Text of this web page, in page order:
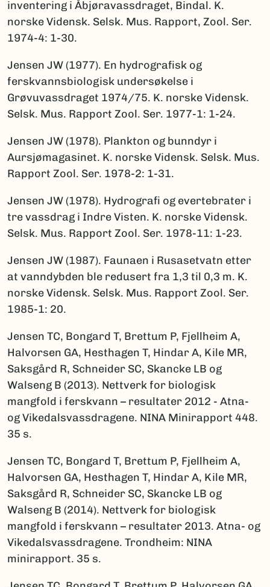
inventering i Åbjøravassdraget, Bindal. K.
norske Vidensk. Selsk. Mus. Rapport, Zool. Ser.
1974-4: 1-30.
Jensen JW (1977). En hydrografisk og
ferskvannsbiologisk undersøkelse i
Grøvuvassdraget 1974/75. K. norske Vidensk.
Selsk. Mus. Rapport Zool. Ser. 1977-1: 1-24.
Jensen JW (1978). Plankton og bunndyr i
Aursjømagasinet. K. norske Vidensk. Selsk. Mus.
Rapport Zool. Ser. 1978-2: 1-31.
Jensen JW (1978). Hydrografi og evertebrater i
tre vassdrag i Indre Visten. K. norske Vidensk.
Selsk. Mus. Rapport Zool. Ser. 1978-11: 1-23.
Jensen JW (1987). Faunaen i Rusasetvatn etter
at vanndybden ble redusert fra 1,3 til 0,3 m. K.
norske Vidensk. Selsk. Mus. Rapport Zool. Ser.
1985-1: 20.
Jensen TC, Bongard T, Brettum P, Fjellheim A,
Halvorsen GA, Hesthagen T, Hindar A, Kile MR,
Saksgård R, Schneider SC, Skancke LB og
Walseng B (2013). Nettverk for biologisk
mangfold i ferskvann – resultater 2012 - Atna-
og Vikedalsvassdragene. NINA Minirapport 448.
35 s.
Jensen TC, Bongard T, Brettum P, Fjellheim A,
Halvorsen GA, Hesthagen T, Hindar A, Kile MR,
Saksgård R, Schneider SC, Skancke LB og
Walseng B (2014). Nettverk for biologisk
mangfold i ferskvann – resultater 2013. Atna- og
Vikedalsvassdragene. Trondheim: NINA
minirapport. 35 s.